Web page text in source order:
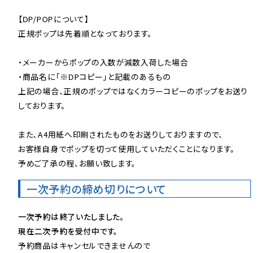
【DP/POPについて】
正規ポップは先着順となっております。
・メーカーからポップの入数が減数入荷した場合
・商品名に「※DPコピー」と記載のあるもの
上記の場合、正規のポップではなくカラーコピーのポップをお送り
しております。
また、A4用紙へ印刷されたものをお送りしておりますので、
お客様自身でポップを切って使用していただくことになります。
予めご了承の程、お願い致します。
一次予約の締め切りについて
一次予約は終了いたしました。
現在二次予約を受付中です。
予約商品はキャンセルできませんので